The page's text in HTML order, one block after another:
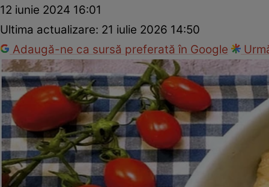
12 iunie 2024 16:01
Ultima actualizare: 21 iulie 2026 14:50
Adaugă-ne ca sursă preferată în Google